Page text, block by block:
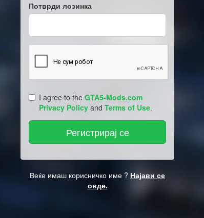
Потврди лозинка
I agree to the GTA5-Mods.com
Privacy Policy and Terms of Use.
Веќе имаш корисничко име ? Најави се
овде.